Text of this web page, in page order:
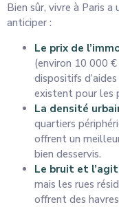
Bien sûr, vivre à Paris
anticiper :
Le prix de
(environ 10 000
dispositifs
existent pour les
La densité
quartiers
offrent un
bien desservis.
Le bruit et
mais les rues
offrent des